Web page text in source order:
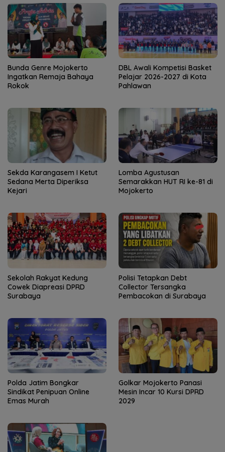
Bunda Genre Mojokerto
Ingatkan Remaja Bahaya
Rokok
DBL Awali Kompetisi Basket
Pelajar 2026-2027 di Kota
Pahlawan
Sekda Karangasem I Ketut
Sedana Merta Diperiksa
Kejari
Lomba Agustusan
Semarakkan HUT RI ke-81 di
Mojokerto
Sekolah Rakyat Kedung
Cowek Diapreasi DPRD
Surabaya
Polisi Tetapkan Debt
Collector Tersangka
Pembacokan di Surabaya
Polda Jatim Bongkar
Sindikat Penipuan Online
Emas Murah
Golkar Mojokerto Panasi
Mesin Incar 10 Kursi DPRD
2029